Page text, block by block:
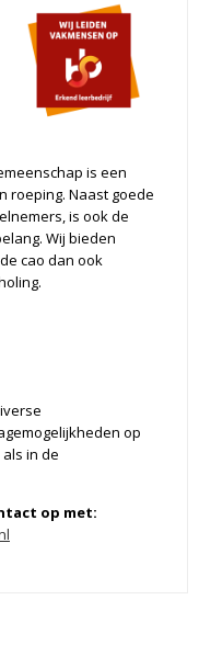
is een
roeping. Naast goede
is ook de
Wij bieden
cao dan ook
op
in de
op met: